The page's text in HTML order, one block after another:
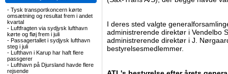
- Tysk transportkoncern kørte
omsætning og resultat frem i andet
kvartal
- Luftfragten via sydjysk lufthavn
kørte og fløj frem i juli
- Passagertallet i sydjysk lufthavn
steg i juli
- Lufthavn i Karup har haft flere
passgerer
- Lufthavn på Djursland havde flere
rejsende
I deres sted valgte
administrerende direktør i Vendelbo
administrerende direktør i J.
bestyrelsesmedlemmer.